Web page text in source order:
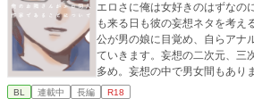
エロさに俺は女好きのはずなの
も来る日も彼の妄想ネタを考え
公が男の娘に目覚め、自らアナ
ていきます。妄想の二次元、三次元
多め。妄想の中で男女間もあり
ょり、ジョウタロは受け固定。
BL 連載中 長編 R18